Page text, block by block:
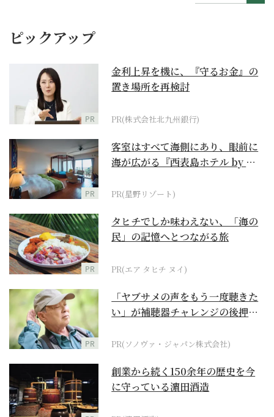
ピックアップ
PR
金利上昇を機に、『守るお金』の
置き場所を再検討
PR(株式会社北九州銀行)
PR
客室はすべて海側にあり、眼前に
海が広がる『西表島ホテル by 星
PR(星野リゾート)
PR
タヒチでしか味わえない、「海の
民」の記憶へとつながる旅
PR(エア タヒチ ヌイ)
PR
「ヤブサメの声をもう一度聴きた
い」が補聴器チャレンジの後押し
PR(ソノヴァ・ジャパン株式会社)
創業から続く150余年の歴史を今
に守っている濵田酒造